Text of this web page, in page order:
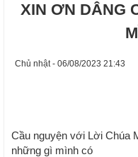
XIN ƠN DÂNG
Chủ nhật - 06/08/2023 21:43
Cầu nguyện với Lời Chúa
những gì mình có